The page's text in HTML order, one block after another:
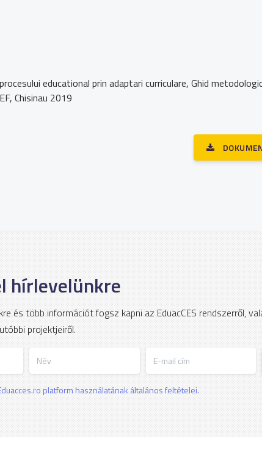
educational prin adaptari curriculare, Ghid
Chisinau 2019
hírlevelünkre
és több információt fogsz kapni az EduacCES rendszerről,
projektjeiről.
E-mail cím
platform használatának általános feltételei.